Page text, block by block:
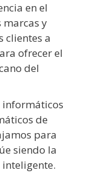
en el
marcas y
clientes a
ofrecer el
del
informáticos
de
para
siendo la